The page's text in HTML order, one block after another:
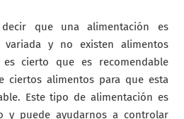
que una alimentación es
variada y no existen alimentos
cierto que es recomendable
ciertos alimentos para que esta
Este tipo de alimentación es
y puede ayudarnos a controlar